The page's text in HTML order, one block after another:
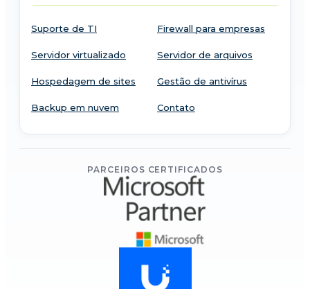
Suporte de TI Firewall para empresas
Servidor virtualizado Servidor de arquivos
Hospedagem de sites Gestão de antivírus
Backup em nuvem Contato
PARCEIROS CERTIFICADOS